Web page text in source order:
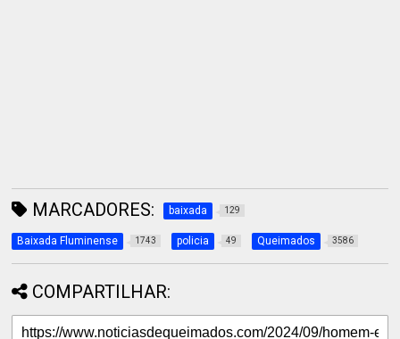
MARCADORES: baixada 129
Baixada Fluminense 1743 policia 49 Queimados 3586
COMPARTILHAR: